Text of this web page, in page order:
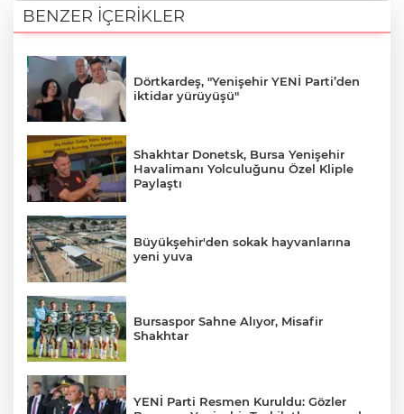
BENZER İÇERİKLER
Dörtkardeş, "Yenişehir YENİ Parti’den
iktidar yürüyüşü"
Shakhtar Donetsk, Bursa Yenişehir
Havalimanı Yolculuğunu Özel Kliple
Paylaştı
Büyükşehir'den sokak hayvanlarına
yeni yuva
Bursaspor Sahne Alıyor, Misafir
Shakhtar
YENİ Parti Resmen Kuruldu: Gözler